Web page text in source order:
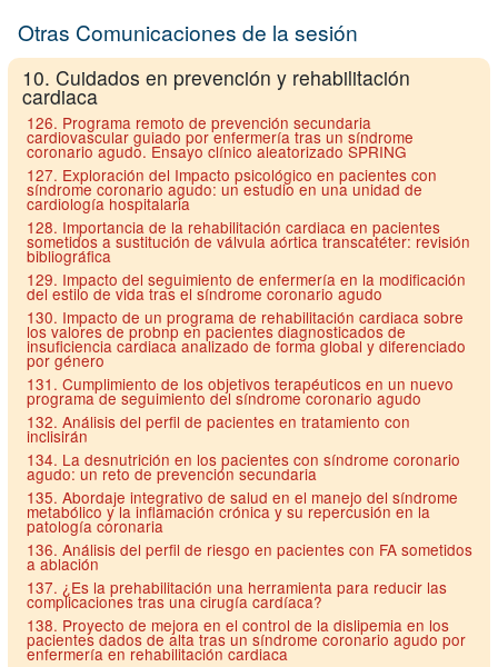
Otras Comunicaciones de la sesión
10. Cuidados en prevención y rehabilitación
cardiaca
126. Programa remoto de prevención secundaria
cardiovascular guiado por enfermería tras un síndrome
coronario agudo. Ensayo clínico aleatorizado SPRING
127. Exploración del Impacto psicológico en pacientes con
síndrome coronario agudo: un estudio en una unidad de
cardiología hospitalaria
128. Importancia de la rehabilitación cardiaca en pacientes
sometidos a sustitución de válvula aórtica transcatéter: revisión
bibliográfica
129. Impacto del seguimiento de enfermería en la modificación
del estilo de vida tras el síndrome coronario agudo
130. Impacto de un programa de rehabilitación cardiaca sobre
los valores de probnp en pacientes diagnosticados de
insuficiencia cardiaca analizado de forma global y diferenciado
por género
131. Cumplimiento de los objetivos terapéuticos en un nuevo
programa de seguimiento del síndrome coronario agudo
132. Análisis del perfil de pacientes en tratamiento con
inclisirán
134. La desnutrición en los pacientes con síndrome coronario
agudo: un reto de prevención secundaria
135. Abordaje integrativo de salud en el manejo del síndrome
metabólico y la inflamación crónica y su repercusión en la
patología coronaria
136. Análisis del perfil de riesgo en pacientes con FA sometidos
a ablación
137. ¿Es la prehabilitación una herramienta para reducir las
complicaciones tras una cirugía cardíaca?
138. Proyecto de mejora en el control de la dislipemia en los
pacientes dados de alta tras un síndrome coronario agudo por
enfermería en rehabilitación cardiaca